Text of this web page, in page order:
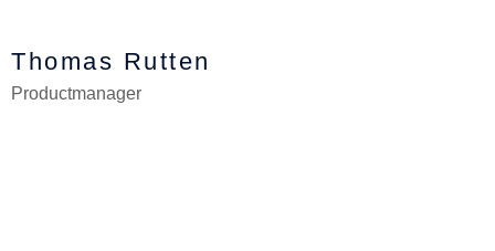
Thomas Rutten
Productmanager